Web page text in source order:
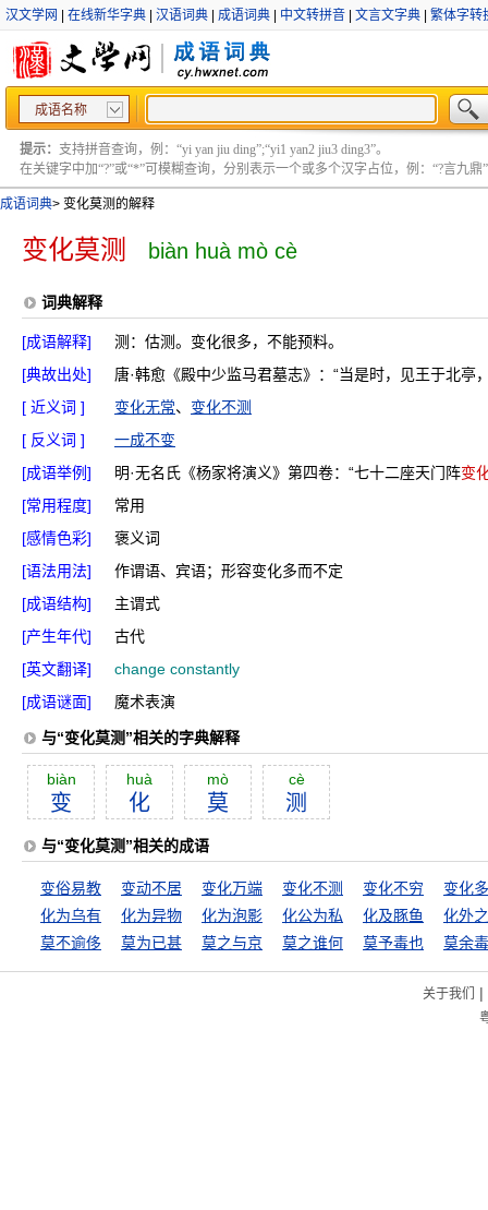
汉文学网 在线新华字典 汉语词典 成语词典 中文转拼音 文言文字典 繁体字转
成语名称
提示： 支持拼音查询，例：“yi yan jiu ding”;“yi1 yan2 jiu3 ding3”。
在关键字中加“?”或“*”可模糊查询，分别表示一个或多个汉字占位，例：“?言九鼎”
成语词典> 变化莫测的解释
变化莫测 biàn huà mò cè
词典解释
[成语解释]
测：估测。变化很多，不能预料。
[典故出处]
唐·韩愈《殿中少监马君墓志》：“当是时，见王于北亭
[ 近义词 ]
变化无常、 变化不测
[ 反义词 ]
一成不变
[成语举例]
明·无名氏《杨家将演义》第四卷：“七十二座天门阵变
[常用程度]
常用
[感情色彩]
褒义词
[语法用法]
作谓语、宾语；形容变化多而不定
[成语结构]
主谓式
[产生年代]
古代
[英文翻译]
change constantly
[成语谜面]
魔术表演
与“变化莫测”相关的字典解释
biàn
变
huà
化
mò
莫
cè
测
与“变化莫测”相关的成语
变俗易教 变动不居 变化万端 变化不测 变化不穷
变化
化为乌有
化为异物 化为泡影 化公为私 化及豚鱼
化外
莫不逾侈
莫为已甚 莫之与京 莫之谁何 莫予毒也 莫余
关于我们 |